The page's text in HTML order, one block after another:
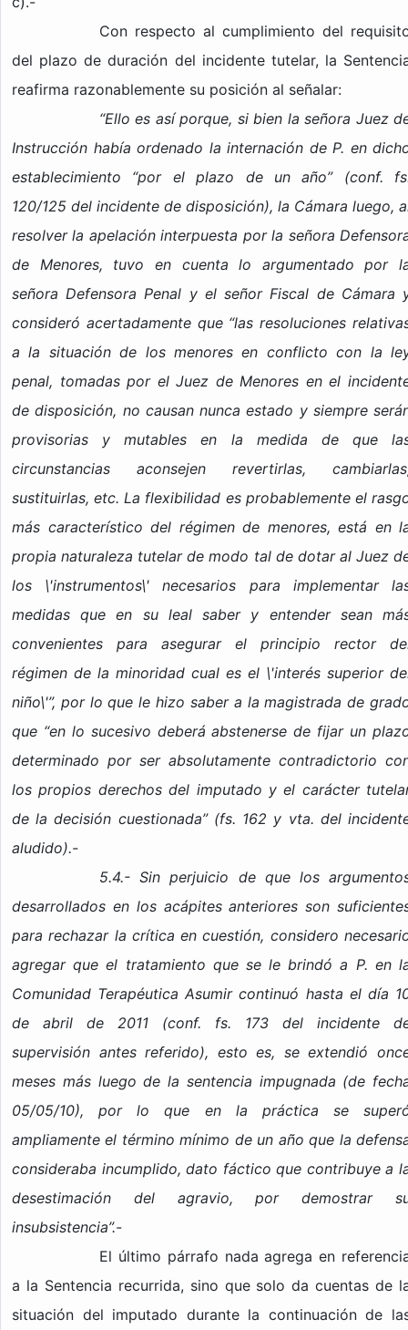
Con respecto al cumplimiento del
del plazo de duración del incidente tutelar, la
reafirma razonablemente su posición al señalar:
“Ello es así porque, si bien la señora Juez
Instrucción había ordenado la internación de P. en
establecimiento “por el plazo de un año” (conf.
120/125 del incidente de disposición), la Cámara luego,
resolver la apelación interpuesta por la señora
de Menores, tuvo en cuenta lo argumentado por
señora Defensora Penal y el señor Fiscal de Cámara
consideró acertadamente que “las resoluciones
a la situación de los menores en conflicto con la
penal, tomadas por el Juez de Menores en el
de disposición, no causan nunca estado y siempre
provisorias y mutables en la medida de que
circunstancias aconsejen revertirlas,
sustituirlas, etc. La flexibilidad es probablemente el
más característico del régimen de menores, está en
propia naturaleza tutelar de modo tal de dotar al Juez
los \'instrumentos\' necesarios para implementar
medidas que en su leal saber y entender sean
convenientes para asegurar el principio rector
régimen de la minoridad cual es el \'interés superior
niño\'”, por lo que le hizo saber a la magistrada de
que “en lo sucesivo deberá abstenerse de fijar un
determinado por ser absolutamente contradictorio
los propios derechos del imputado y el carácter
de la decisión cuestionada” (fs. 162 y vta. del
aludido).-
5.4.- Sin perjuicio de que los
desarrollados en los acápites anteriores son
para rechazar la crítica en cuestión, considero
agregar que el tratamiento que se le brindó a P. en
Comunidad Terapéutica Asumir continuó hasta el día
de abril de 2011 (conf. fs. 173 del incidente
supervisión antes referido), esto es, se extendió
meses más luego de la sentencia impugnada (de
05/05/10), por lo que en la práctica se
ampliamente el término mínimo de un año que la
consideraba incumplido, dato fáctico que contribuye a
desestimación del agravio, por demostrar
insubsistencia”.-
El último párrafo nada agrega en
a la Sentencia recurrida, sino que solo da cuentas de
situación del imputado durante la continuación de